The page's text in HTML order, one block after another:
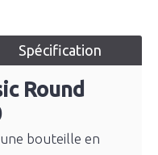
Spécification
Round
bouteille en